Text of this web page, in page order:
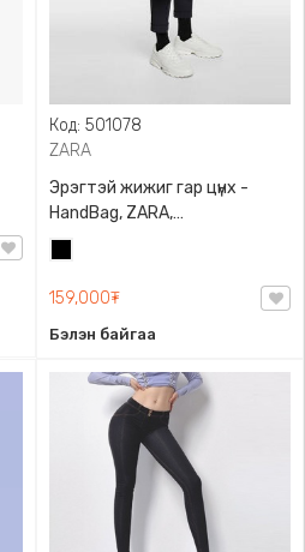
Код: 501078
ZARA
Эрэгтэй жижиг гар цүнх -
HandBag, ZARA,
3720/005/040, PU арьс
159,000₮
Бэлэн байгаа